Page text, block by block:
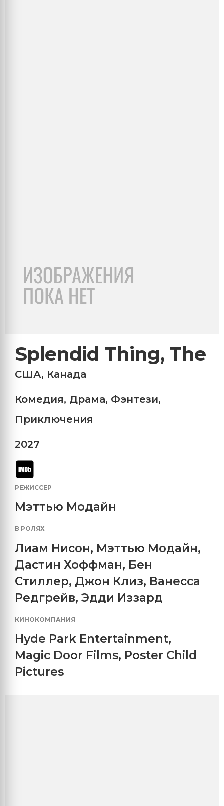
Splendid Thing, The
США, Канада
Комедия, Драма, Фэнтези,
Приключения
2027
РЕЖИССЕР
Мэттью Модайн
В РОЛЯХ
Лиам Нисон, Мэттью Модайн,
Дастин Хоффман, Бен
Стиллер, Джон Клиз, Ванесса
Редгрейв, Эдди Иззард
КИНОКОМПАНИЯ
Hyde Park Entertainment,
Magic Door Films, Poster Child
Pictures